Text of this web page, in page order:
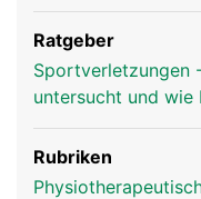
Ratgeber
Sportverletzungen
untersucht und wie
Rubriken